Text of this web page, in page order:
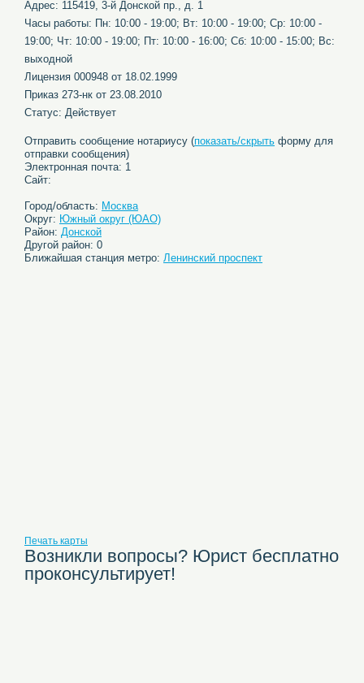
Адрес: 115419, 3-й Донской пр., д. 1
Часы работы: Пн: 10:00 - 19:00; Вт: 10:00 - 19:00; Ср: 10:00 -
19:00; Чт: 10:00 - 19:00; Пт: 10:00 - 16:00; Сб: 10:00 - 15:00; Вс:
выходной
Лицензия 000948 от 18.02.1999
Приказ 273-нк от 23.08.2010
Статус: Действует
Отправить сообщение нотариусу (показать/скрыть форму для
отправки сообщения)
Электронная почта: 1
Сайт:
Город/область: Москва
Округ: Южный округ (ЮАО)
Район: Донской
Другой район: 0
Ближайшая станция метро: Ленинский проспект
Печать карты
Возникли вопросы? Юрист бесплатно
проконсультирует!